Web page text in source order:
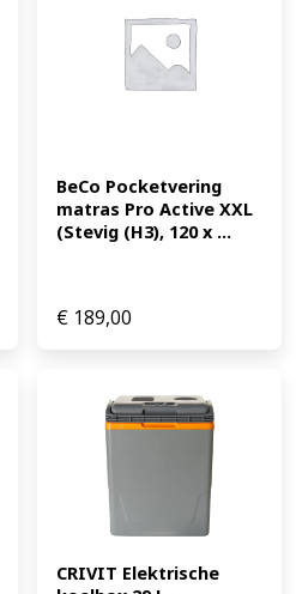
BeCo Pocketvering
matras Pro Active XXL
(Stevig (H3), 120 x ...
€ 189,00
CRIVIT Elektrische